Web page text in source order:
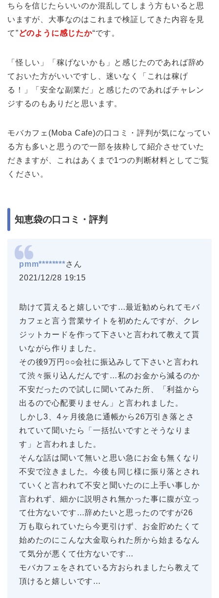
ちらを信じたらいいのか混乱してしまう方もいると思
いますが、大事なのはこれまで検証してきた内容を見
て”どのように感じたか“です。
「怪しい」「稼げないかも」と感じたのであれば辞め
ておいた方がいいですし、迷いなく「これは稼げ
る！」「安全な副業だ」と感じたのであればチャレン
ジするのもありだと思います。
モバカフェ(Moba Cafe)の口コミ・評判が気になってい
る方も多いと思うので一部を抜粋して紹介させていた
だきますが、これはあくまで1つの判断材料としてご覧
ください。
知恵袋の口コミ・評判
pmm********さん
2021/12/28 19:15
助けて貰えると嬉しいです…最近勧められてモバ
カフェと言う営業サイトを初めたんですが、クレ
ジットカードを作って下さいと言われて教えて貰
いながら作りました。
その後9万円○○会社に振込みして下さいと言われ
て渋々振り込んだんです…私のお金から減るのか
不安だったので試しに聞いてみた所、「利益から
出るので心配要りません」と言われました。
しかし3、4ヶ月後急に通帳から26万引き落とさ
れていて聞いたら「一括払いですとそうなりま
す」と言われました。
そんな話は聞いて無いと思い急にお金も無くなり
不安で泣きました。今後も同じ様に振り落とされ
ていくと言われて不安と聞いたのに上手い事しか
言われず、細かに説明され無かった事に腹が立っ
て仕方ないです…辞めたいと思ったのですが26
万も取られていたら今更引けず、お金貯めたくて
始めたのにこんな大金取られた所から始まるなん
て気分が悪くて仕方ないです…
モバカフェをされている方おられましたら教えて
頂けると嬉しいです…